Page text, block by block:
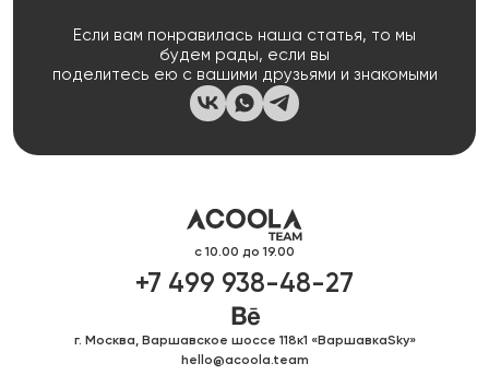
Если вам понравилась наша статья, то мы
будем рады, если вы
поделитесь ею с вашими друзьями и знакомыми
с 10.00 до 19.00
+7 499 938-48-27
г. Москва, Варшавское шоссе 118к1 «ВаршавкаSky»
hello@acoola.team